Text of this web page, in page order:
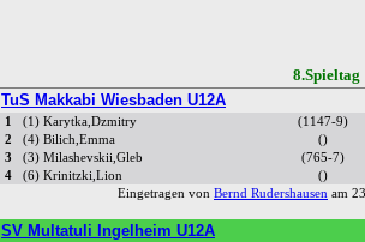
TuS Makkabi Wiesbaden U12A
1 (1) Karytka,Dzmitry
(1147-9)
2
(4) Bilich,Emma
()
3
(3) Milashevskii,Gleb
(765-7)
4
(6) Krinitzki,Lion
()
Eingetragen von Bernd Rudershausen am
SV Multatuli Ingelheim U12A